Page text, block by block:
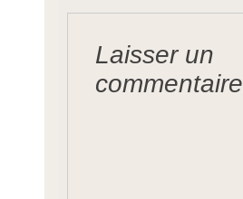
Laisser un
commentaire